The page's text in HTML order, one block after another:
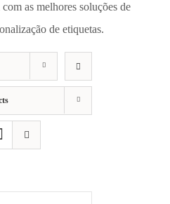
as melhores soluções de
de etiquetas.